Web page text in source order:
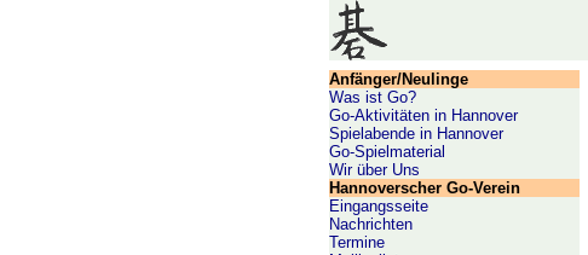
Anfänger/Neulinge
Was ist Go?
Go-Aktivitäten in Hannover
Spielabende in Hannover
Go-Spielmaterial
Wir über Uns
Hannoverscher Go-Verein
Eingangsseite
Nachrichten
Termine